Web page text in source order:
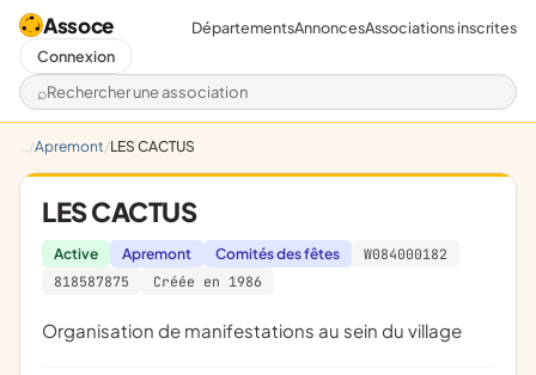
Assoce
Rechercher une association
DépartementsAnnoncesAssociations inscrites
Connexion
Apremont LES CACTUS
LES CACTUS
Active Apremont Comités des fêtes
W084000182
818587875
Créée en 1986
organisation de manifestations au sein du village